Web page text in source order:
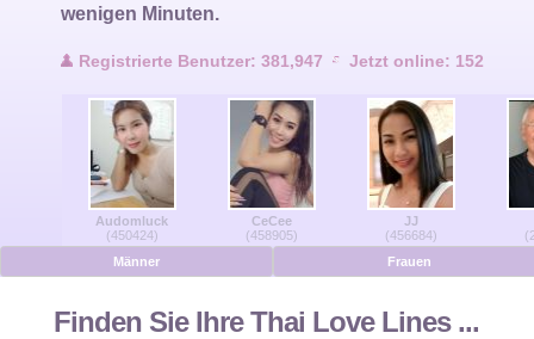
Männer Online
Frauen Online
Deutsche
wenigen Minuten.
Registrierte Benutzer: 381,947 Jetzt online: 152
Audomluck
(450424)
CeCee
(458905)
JJ
(456684)
Männer
Frauen
Finden Sie Ihre Thai Love Lines ...